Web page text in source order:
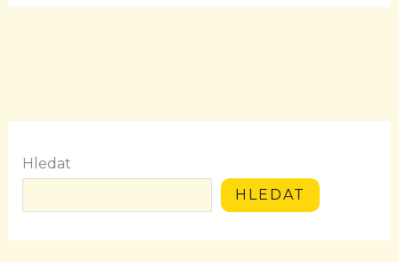
Hledat
HLEDAT